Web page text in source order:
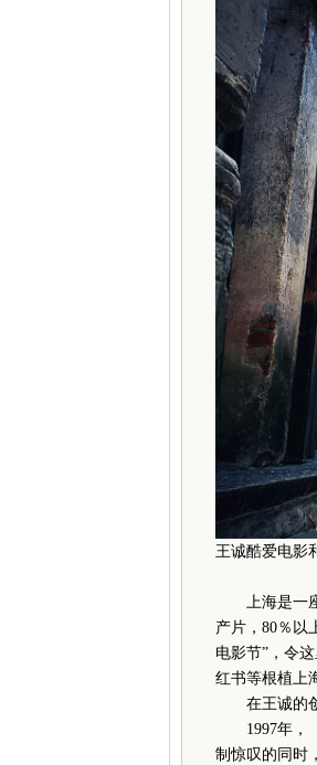
王诚酷爱电影
上海是一座
产片，80％以
电影节”，令
红书等根植上
在王诚的创
1997年，《
制惊叹的同时